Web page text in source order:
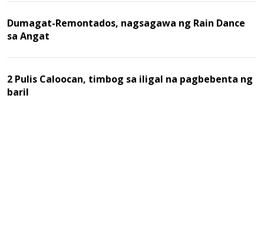
Dumagat-Remontados, nagsagawa ng Rain Dance
sa Angat
2 Pulis Caloocan, timbog sa iligal na pagbebenta ng
baril